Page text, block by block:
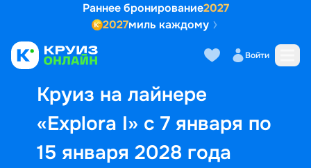
Раннее бронирование2027
2027миль каждому
Войти
Круиз на лайнере
«Explora I» с 7 января по
15 января 2028 года
Выбор кают Маршрут и